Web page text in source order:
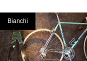
Bianchi